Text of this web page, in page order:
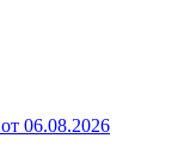
06.08.2026